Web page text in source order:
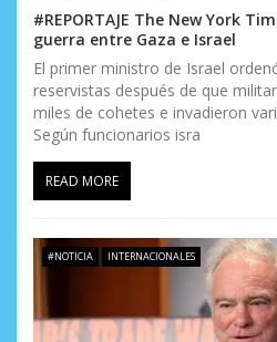
#REPORTAJE The New York
guerra entre Gaza e Israel
El primer ministro de Israel
reservistas después de que
miles de cohetes e invadieron
Según funcionarios isra
READ MORE
#NOTICIA INTERNACIONALES